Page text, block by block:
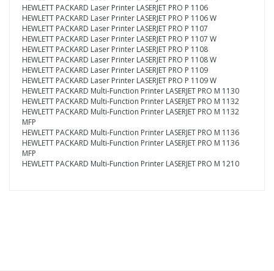
HEWLETT PACKARD Laser Printer LASERJET PRO P 1106
HEWLETT PACKARD Laser Printer LASERJET PRO P 1106 W
HEWLETT PACKARD Laser Printer LASERJET PRO P 1107
HEWLETT PACKARD Laser Printer LASERJET PRO P 1107 W
HEWLETT PACKARD Laser Printer LASERJET PRO P 1108
HEWLETT PACKARD Laser Printer LASERJET PRO P 1108 W
HEWLETT PACKARD Laser Printer LASERJET PRO P 1109
HEWLETT PACKARD Laser Printer LASERJET PRO P 1109 W
HEWLETT PACKARD Multi-Function Printer LASERJET PRO M 1130
HEWLETT PACKARD Multi-Function Printer LASERJET PRO M 1132
HEWLETT PACKARD Multi-Function Printer LASERJET PRO M 1132
MFP
HEWLETT PACKARD Multi-Function Printer LASERJET PRO M 1136
HEWLETT PACKARD Multi-Function Printer LASERJET PRO M 1136
MFP
HEWLETT PACKARD Multi-Function Printer LASERJET PRO M 1210